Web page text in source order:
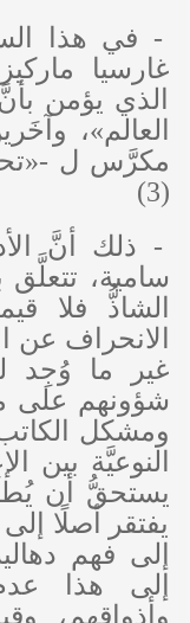
- في هذا
غارسيا
الذي يؤمن
العالم»،
مكرَّس ل -
(3)
- ذلك أنَّ
سامية، تتعلَّق
الشاذُّ فلا
الانحراف
غير ما وُجِد
شؤونهم على
ومشكل
النوعيَّة بين
يستحقُّ أن
يفتقر أصلًا
إلى فهم
إلى هذا
وأذواقهم،